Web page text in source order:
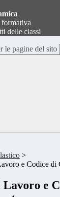
delle classi
le pagine del sito
>
e Codice di
e